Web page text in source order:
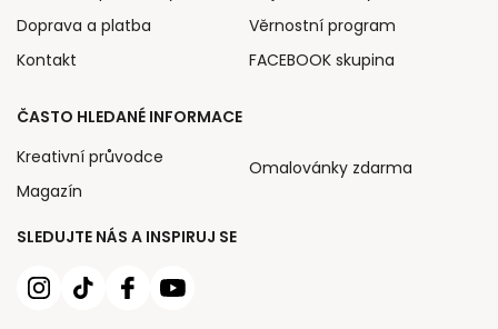
SLEDUJTE NÁS A INSPIRUJ SE
Doprava a platba
Kontakt
Věrnostní program
FACEBOOK skupina
ČASTO HLEDANÉ INFORMACE
Kreativní průvodce
Magazín
Omalovánky zdarma